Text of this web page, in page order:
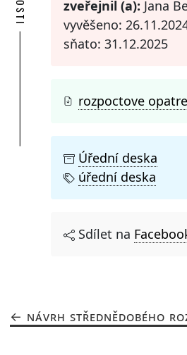
zveřejnil (a): Jana
vyvěšeno:
sňato: 31.12.2025
rozpoctove
Úřední deska
úřední deska
Sdílet na
NÁVRH STŘEDNĚDOBÉHO